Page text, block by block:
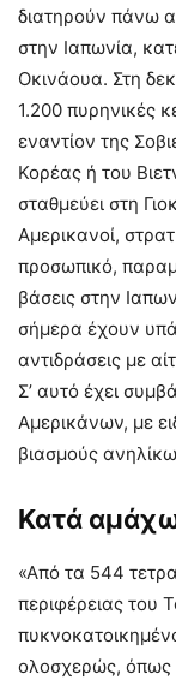
διατηρούν πάνω
στην Ιαπωνία,
Οκινάουα. Στη
1.200 πυρηνικές
εναντίον της
Κορέας ή του
σταθμεύει στη
Αμερικανοί,
προσωπικό,
βάσεις στην
σήμερα έχουν
αντιδράσεις με
Σ’ αυτό έχει
Αμερικάνων, με
βιασμούς
Κατά
«Από τα 544
περιφέρειας του
ολοσχερώς, όπως